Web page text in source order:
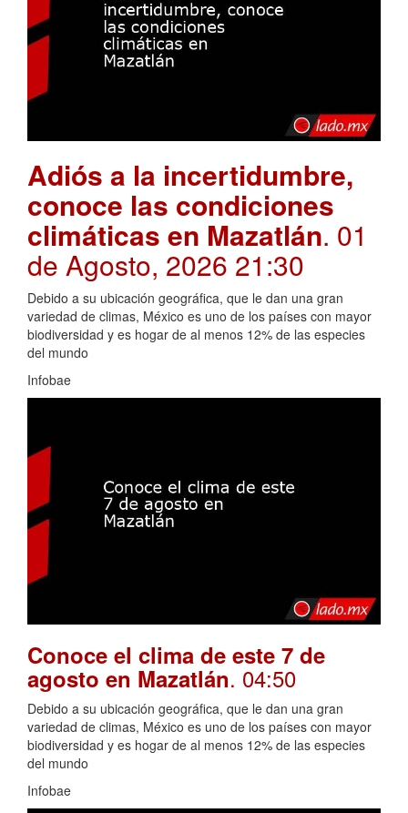
Adiós a la incertidumbre,
conoce las condiciones
climáticas en Mazatlán. 01
de Agosto, 2026 21:30
Debido a su ubicación geográfica, que le dan una gran
variedad de climas, México es uno de los países con mayor
biodiversidad y es hogar de al menos 12% de las especies
del mundo
Infobae
Conoce el clima de este 7 de
agosto en Mazatlán. 04:50
Debido a su ubicación geográfica, que le dan una gran
variedad de climas, México es uno de los países con mayor
biodiversidad y es hogar de al menos 12% de las especies
del mundo
Infobae